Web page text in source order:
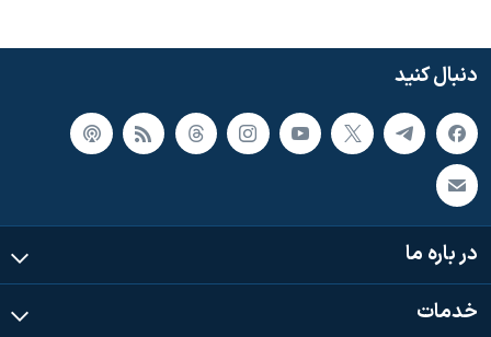
دنبال کنید
در باره ما
خدمات